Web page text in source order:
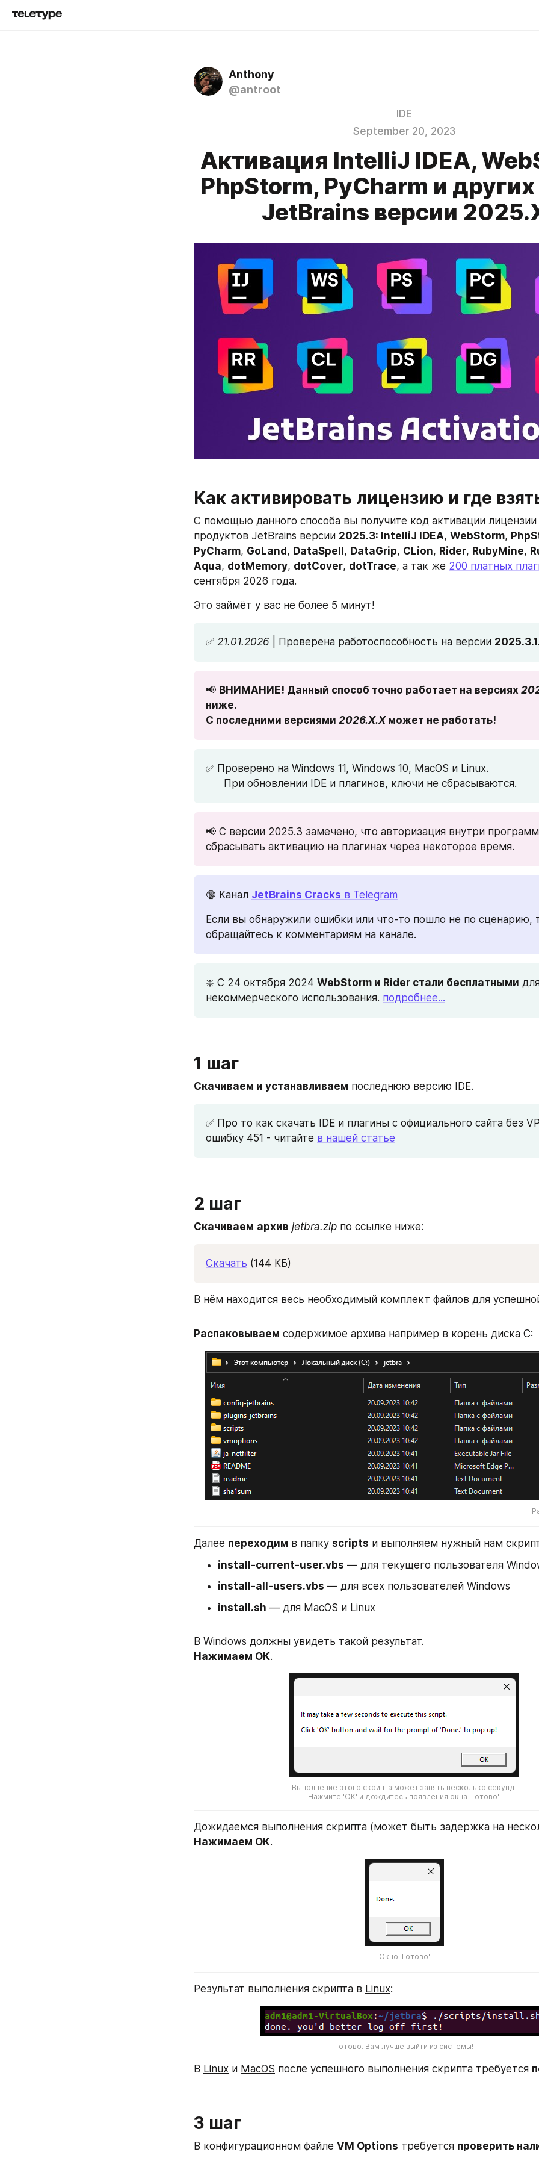
Anthony
@antroot
IDE
September 20, 2023
Активация IntelliJ IDEA,
PhpStorm, PyCharm и других
JetBrains версии
Как активировать лицензию и где
С помощью данного способа вы получите код активации лицензии
продуктов JetBrains версии 2025.3: IntelliJ IDEA, WebStorm,
PyCharm, GoLand , DataSpell , DataGrip, CLion, Rider, RubyMine,
Aqua, dotMemory, dotCover, dotTrace, а так же 200 платных
сентября 2026 года.
Это займёт у вас не более 5 минут!
✅ 21.01.2026 | Проверена работоспособность на версии
📢 ВНИМАНИЕ! Данный способ точно работает на версиях
ниже.
С последними версиями 2026.X.X может не работать!
✅ Проверено на Windows 11, Windows 10, MacOS и Linux.
      При обновлении IDE и плагинов, ключи не сбрасываются.
📢 С версии 2025.3 замечено, что авторизация внутри
сбрасывать активацию на плагинах через некоторое время.
🔞 Канал JetBrains Cracks в Telegram
Если вы обнаружили ошибки или что-то пошло не по сценарию,
обращайтесь к комментариям на канале.
❇️ C 24 октября 2024 WebStorm и Rider стали бесплатными
некоммерческого использования. подробнее...
1 шаг
Скачиваем и устанавливаем последнюю версию IDE.
✅ Про то как скачать IDE и плагины с официального сайта без
ошибку 451 - читайте в нашей статье
2 шаг
Скачиваем архив jetbra.zip по ссылке ниже:
Скачать (144 КБ)
В нём находится весь необходимый комплект файлов для
Распаковываем содержимое архива например в корень диска C:
Далее переходим в папку scripts и выполняем нужный нам
install-current-user.vbs — для текущего пользователя
install-all-users.vbs — для всех пользователей Windows
install.sh — для MacOS и Linux
В Windows должны увидеть такой результат.
Нажимаем ОК.
Выполнение этого скрипта может занять несколько секунд.
Нажмите 'OK' и дождитесь появления окна 'Готово'!
Дожидаемся выполнения скрипта (может быть задержка на
Нажимаем ОК.
Окно 'Готово'
Результат выполнения скрипта в Linux:
Готово. Вам лучше выйти из системы!
В Linux и MacOS после успешного выполнения скрипта требуется
3 шаг
В конфигурационном файле VM Options требуется проверить